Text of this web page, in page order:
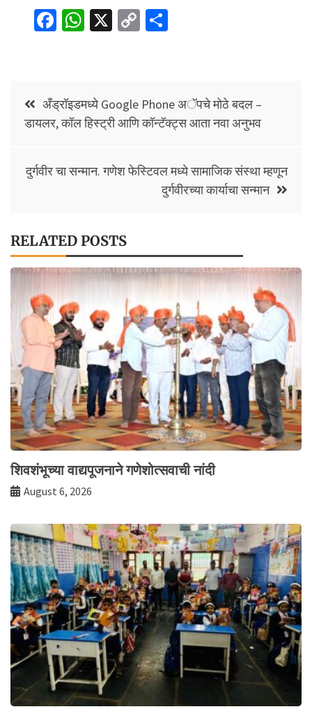
Fa
o
k
W
p
p
X
C
Li
n
Post
navigation
अँड्रॉइडमध्ये Google Phone अॅपचे मोठे बदल –
डायलर, कॉल हिस्ट्री आणि कॉन्टॅक्ट्स आता नवा अनुभव
दुर्गवीर चा सन्मान. गणेश फेस्टिवल मध्ये सामाजिक संस्था म्हणून
दुर्गवीरच्या कार्याचा सन्मान
RELATED POSTS
शिवशंभूच्या वाद्यपूजनाने गणेशोत्सवाची नांदी
August 6, 2026